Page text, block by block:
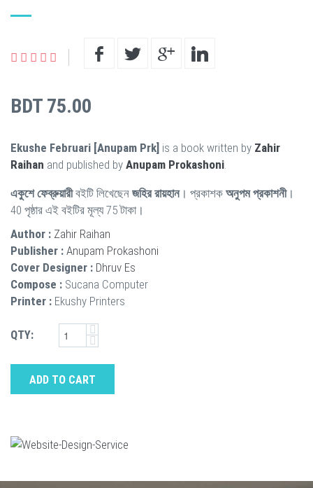
BDT 75.00
Ekushe Februari [Anupam Prk] is a book written by Zahir
Raihan and published by Anupam Prokashoni
একুশে ফেব্রুয়ারীবইটি লিখেছেন জহির রায়হান। প্রকাশক অনুপম প্রকাশনী।
40 পৃষ্ঠার এই বইটির মূল্য 75 টাকা।
Author : Zahir Raihan
Publisher : Anupam Prokashoni
Cover Designer : Dhruv Es
Compose : Sucana Computer
Printer : Ekushy Printers
QTY:
ADD TO CART